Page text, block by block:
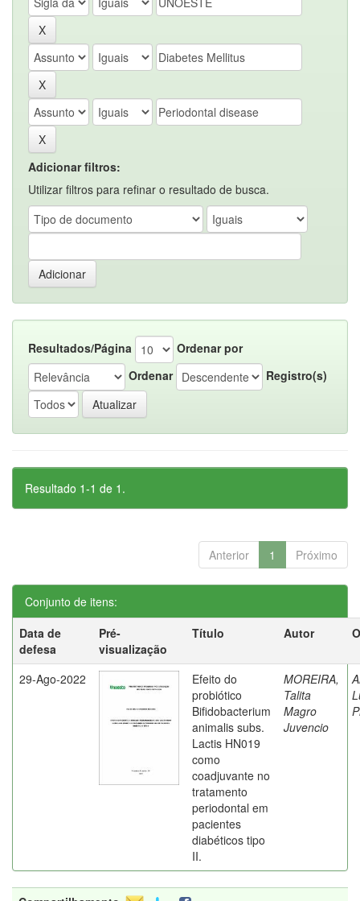
Adicionar filtros:
Utilizar filtros para refinar o resultado de busca.
Resultados/Página
Ordenar por
Ordenar
Registro(s)
Resultado 1-1 de 1.
Anterior 1 Próximo
Conjunto de itens:
Data de
defesa
Pré-
visualização
Título Autor
29-Ago-2022
Efeito do
probiótico
Bifidobacterium
animalis subs.
Lactis HN019
como
coadjuvante no
tratamento
periodontal em
pacientes
diabéticos tipo
II.
MOREIRA,
Talita
Magro
Juvencio